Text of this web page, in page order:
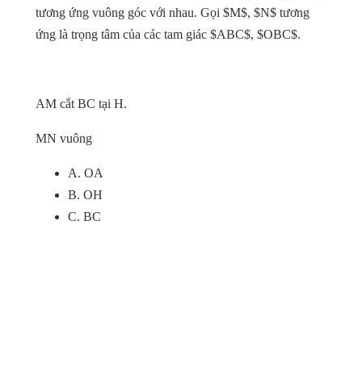
tương ứng vuông góc với nhau. Gọi $M$, $N$ tương
ứng là trọng tâm của các tam giác $ABC$, $OBC$.
AM cắt BC tại H.
MN vuông
A. OA
B. OH
C. BC